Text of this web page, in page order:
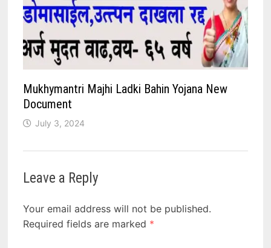
Mukhymantri Majhi Ladki Bahin Yojana New
Document
July 3, 2024
Leave a Reply
Your email address will not be published.
Required fields are marked *